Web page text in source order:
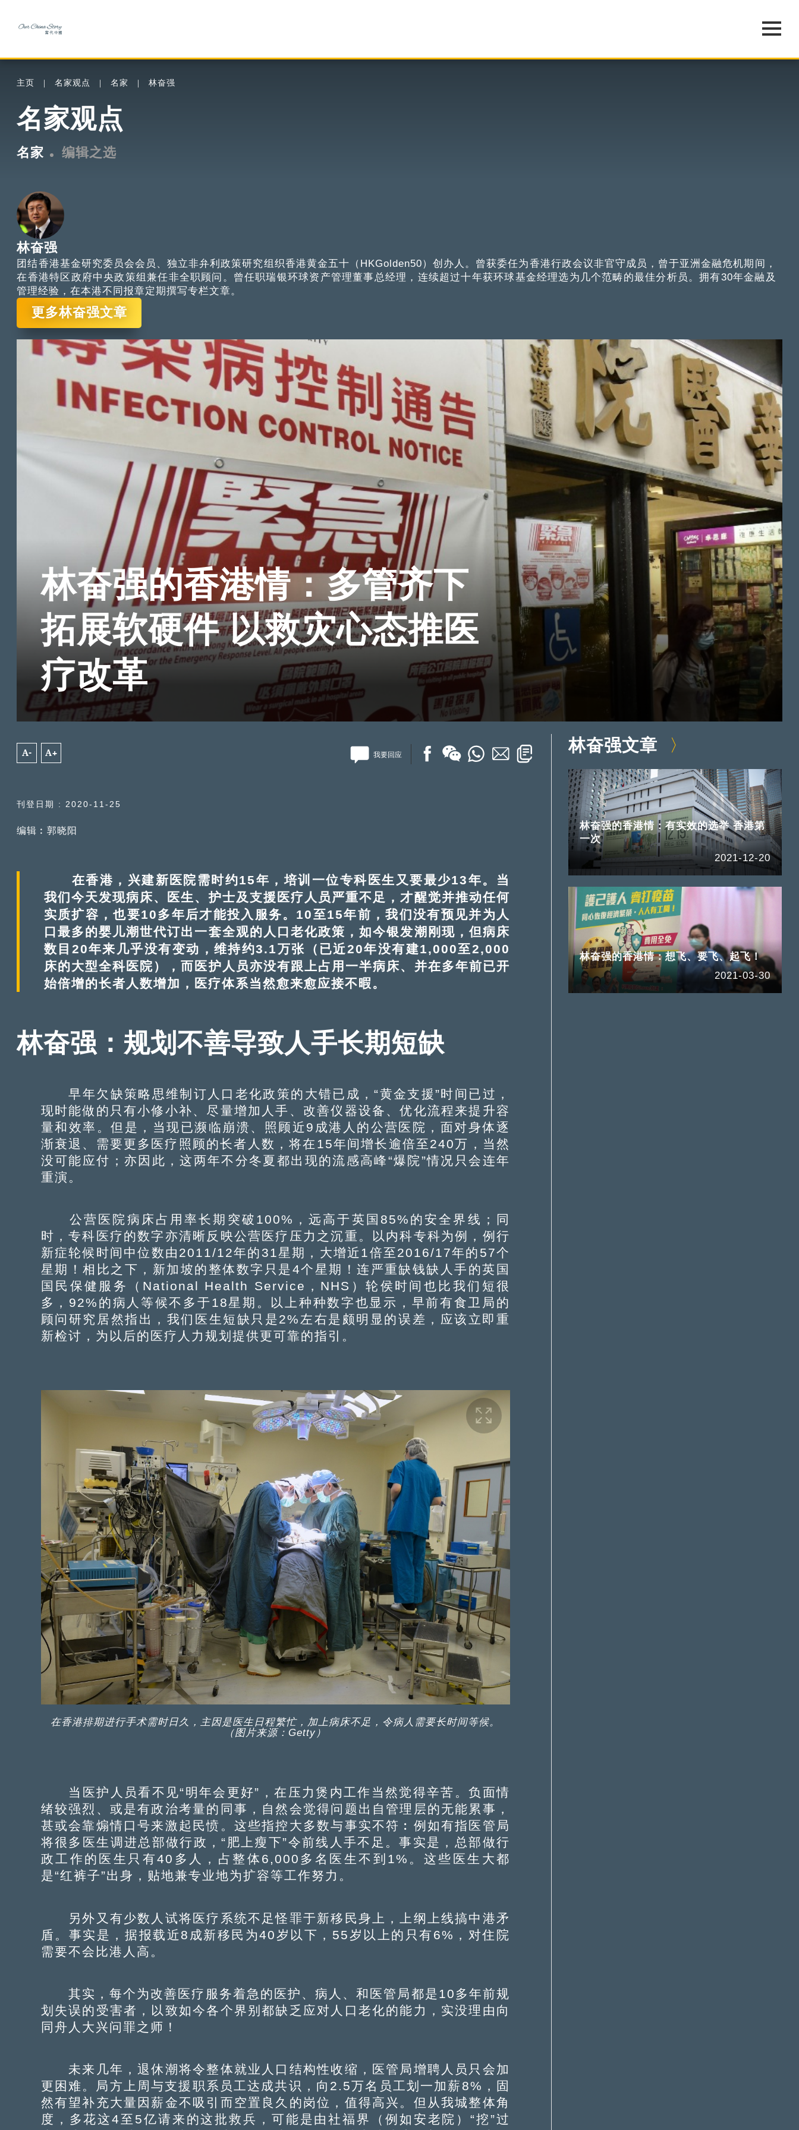
主页 名家观点 名家 林奋强
名家观点
名家 编辑之选
林奋强
团结香港基金研究委员会会员、独立非弁利政策研究组织香港黄金五十（HKGolden50）创办人。曾获委任为香港行政会议非官守成员，曾于亚洲金融危机期间，
在香港特区政府中央政策组兼任非全职顾问。曾任职瑞银环球资产管理董事总经理，连续超过十年获环球基金经理选为几个范畴的最佳分析员。拥有30年金融及
管理经验，在本港不同报章定期撰写专栏文章。
更多林奋强文章
林奋强的香港情：多管齐下
拓展软硬件 以救灾心态推医
疗改革
A- A+ 我要回应
刊登日期 : 2020-11-25
编辑︰郭晓阳
在香港，兴建新医院需时约15年，培训一位专科医生又要最少13年。当
我们今天发现病床、医生、护士及支援医疗人员严重不足，才醒觉并推动任何
实质扩容，也要10多年后才能投入服务。10至15年前，我们没有预见并为人
口最多的婴儿潮世代订出一套全观的人口老化政策，如今银发潮刚现，但病床
数目20年来几乎没有变动，维持约3.1万张（已近20年没有建1,000至2,000
床的大型全科医院），而医护人员亦没有跟上占用一半病床、并在多年前已开
始倍增的长者人数增加，医疗体系当然愈来愈应接不暇。
林奋强：规划不善导致人手长期短缺
早年欠缺策略思维制订人口老化政策的大错已成，“黄金支援”时间已过，
现时能做的只有小修小补、尽量增加人手、改善仪器设备、优化流程来提升容
量和效率。但是，当现已濒临崩溃、照顾近9成港人的公营医院，面对身体逐
渐衰退、需要更多医疗照顾的长者人数，将在15年间增长逾倍至240万，当然
没可能应付；亦因此，这两年不分冬夏都出现的流感高峰“爆院”情况只会连年
重演。
公营医院病床占用率长期突破100%，远高于英国85%的安全界线；同
时，专科医疗的数字亦清晰反映公营医疗压力之沉重。以内科专科为例，例行
新症轮候时间中位数由2011/12年的31星期，大增近1倍至2016/17年的57个
星期！相比之下，新加坡的整体数字只是4个星期！连严重缺钱缺人手的英国
国民保健服务（National Health Service，NHS）轮侯时间也比我们短很
多，92%的病人等候不多于18星期。以上种种数字也显示，早前有食卫局的
顾问研究居然指出，我们医生短缺只是2%左右是颇明显的误差，应该立即重
新检讨，为以后的医疗人力规划提供更可靠的指引。
在香港排期进行手术需时日久，主因是医生日程繁忙，加上病床不足，令病人需要长时间等候。
（图片来源：Getty）
当医护人员看不见“明年会更好”，在压力煲内工作当然觉得辛苦。负面情
绪较强烈、或是有政治考量的同事，自然会觉得问题出自管理层的无能累事，
甚或会靠煽情口号来激起民愤。这些指控大多数与事实不符︰例如有指医管局
将很多医生调进总部做行政，“肥上瘦下”令前线人手不足。事实是，总部做行
政工作的医生只有40多人，占整体6,000多名医生不到1%。这些医生大都
是“红裤子”出身，贴地兼专业地为扩容等工作努力。
另外又有少数人试将医疗系统不足怪罪于新移民身上，上纲上线搞中港矛
盾。事实是，据报载近8成新移民为40岁以下，55岁以上的只有6%，对住院
需要不会比港人高。
其实，每个为改善医疗服务着急的医护、病人、和医管局都是10多年前规
划失误的受害者，以致如今各个界别都缺乏应对人口老化的能力，实没理由向
同舟人大兴问罪之师！
未来几年，退休潮将令整体就业人口结构性收缩，医管局增聘人员只会加
更困难。局方上周与支援职系员工达成共识，向2.5万名员工划一加薪8%，固
然有望补充大量因薪金不吸引而空置良久的岗位，值得高兴。但从我城整体角
度，多花这4至5亿请来的这批救兵，可能是由社福界（例如安老院）“挖”过
林奋强文章
林奋强的香港情：有实效的选举 香港第
一次
2021-12-20
林奋强的香港情：想飞、要飞、起飞！
2021-03-30